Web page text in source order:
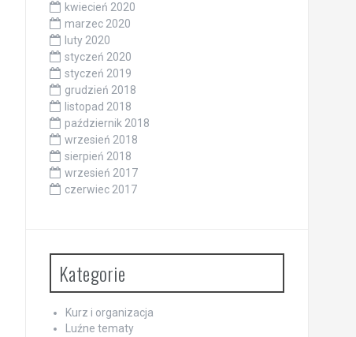
kwiecień 2020
marzec 2020
luty 2020
styczeń 2020
styczeń 2019
grudzień 2018
listopad 2018
październik 2018
wrzesień 2018
sierpień 2018
wrzesień 2017
czerwiec 2017
Kategorie
Kurz i organizacja
Luźne tematy